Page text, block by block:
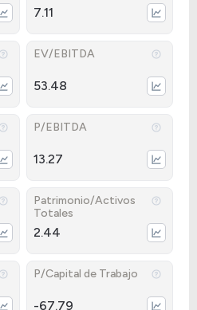
7.11
EV/EBITDA
53.48
P/EBITDA
13.27
Patrimonio/Activos
Totales
2.44
P/Capital de Trabajo
-67.79